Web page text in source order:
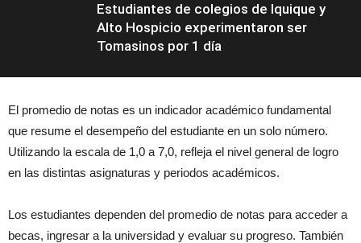
Noticias
Estudiantes de colegios de Iquique y
Alto Hospicio experimentaron ser
Tomasinos por 1 día
El promedio de notas es un indicador académico fundamental
que resume el desempeño del estudiante en un solo número.
Utilizando la escala de 1,0 a 7,0, refleja el nivel general de logro
en las distintas asignaturas y periodos académicos.
Los estudiantes dependen del promedio de notas para acceder a
becas, ingresar a la universidad y evaluar su progreso. También